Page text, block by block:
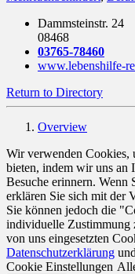
Dammsteinstr. 24
08468
03765-78460
www.lebenshilfe-
Return to Directory
Overview
Wir verwenden Cookies,
bieten, indem wir uns an
Besuche erinnern.
erklären Sie sich mit der
Sie können jedoch die
individuelle Zustimmung
von uns eingesetzten
Datenschutzerklärung und
Cookie Einstellungen